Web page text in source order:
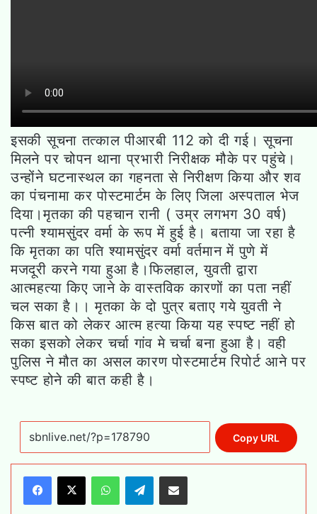
इसकी सूचना तत्काल पीआरबी 112 को दी गई। सूचना
मिलने पर चोपन थाना प्रभारी निरीक्षक मौके पर पहुंचे।
उन्होंने घटनास्थल का गहनता से निरीक्षण किया और शव
का पंचनामा कर पोस्टमार्टम के लिए जिला अस्पताल भेज
दिया।मृतका की पहचान रानी ( उम्र लगभग 30 वर्ष)
पत्नी श्यामसुंदर वर्मा के रूप में हुई है। बताया जा रहा है
कि मृतका का पति श्यामसुंदर वर्मा वर्तमान में पुणे में
मजदूरी करने गया हुआ है।फिलहाल, युवती द्वारा
आत्महत्या किए जाने के वास्तविक कारणों का पता नहीं
चल सका है।। मृतका के दो पुत्र बताए गये युवती ने
किस बात को लेकर आत्म हत्या किया यह स्पष्ट नहीं हो
सका इसको लेकर चर्चा गांव मे चर्चा बना हुआ है। वही
पुलिस ने मौत का असल कारण पोस्टमार्टम रिपोर्ट आने पर
स्पष्ट होने की बात कही है।
Copy URL
WhatsAppTelegramShare via Email